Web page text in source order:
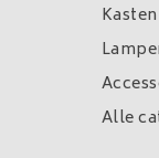
Kasten
Alle